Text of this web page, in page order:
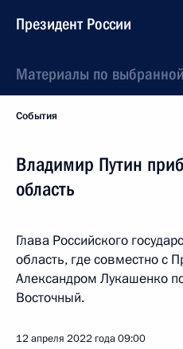
Президент России
Материалы по
События
Владимир Путин
область
Глава Российского
область, где совместно с
Александром Лукашенко
Восточный.
12 апреля 2022 года09:00